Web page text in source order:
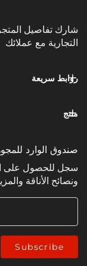
المتجر أو العروض
عملائك
للمجوهرات
على المبيعات
والمزيد.